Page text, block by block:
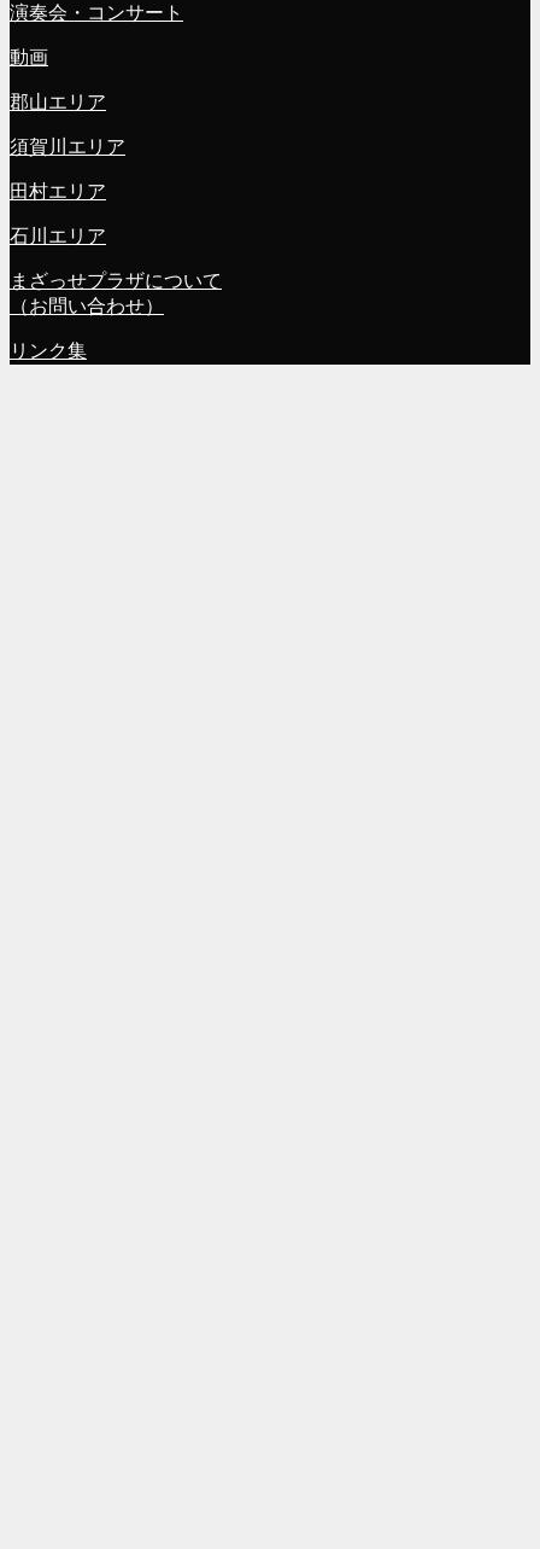
演奏会・コンサート
動画
郡山エリア
須賀川エリア
田村エリア
石川エリア
まざっせプラザについて
（お問い合わせ）
リンク集